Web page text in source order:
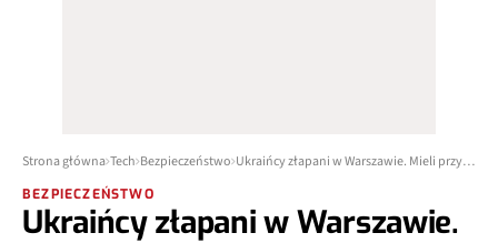
Strona główna Tech Bezpieczeństwo Ukraińcy złapani w Warszawie. Mieli przy sobie sprzęt szpiegowski
BEZPIECZEŃSTWO
Ukraińcy złapani w Warszawie.